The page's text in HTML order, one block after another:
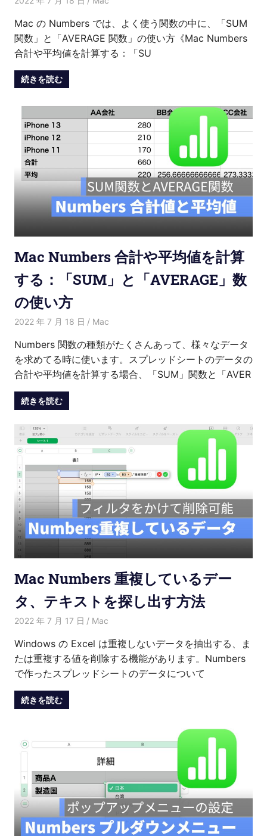
Mac の Numbers では、よく使う関数の中に、「SUM
関数」と「AVERAGE 関数」の使い方《Mac Numbers
合計や平均値を計算する：「SU
続きを読む
Mac Numbers 合計や平均値を計算
する：「SUM」と「AVERAGE」数
の使い方
2022 年 7 月 18 日 Kenny
Mac
Numbers 関数の種類がたくさんあって、様々なデータ
を求めてる時に使います。スプレッドシートのデータの
合計や平均値を計算する場合、「SUM」関数と「AVER
続きを読む
Mac Numbers 重複しているデー
タ、テキストを探し出す方法
2022 年 7 月 17 日 Kenny
Mac
Windows の Excel は重複しないデータを抽出する、ま
たは重複する値を削除する機能があります。Numbers
で作ったスプレッドシートのデータについて
続きを読む